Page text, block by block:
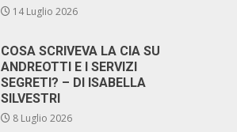
14 Luglio 2026
COSA SCRIVEVA LA CIA SU
ANDREOTTI E I SERVIZI
SEGRETI? – DI ISABELLA
SILVESTRI
8 Luglio 2026